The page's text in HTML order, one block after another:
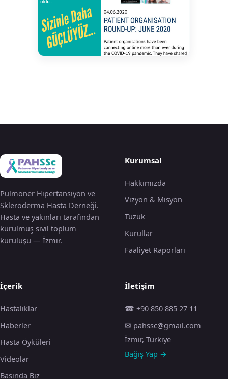
Pulmoner Hipertansiyon ve
Skleroderma Hasta Derneği.
Hasta ve yakınları tarafından
kurulmuş sivil toplum
kuruluşu — İzmir.
Kurumsal
Hakkımızda
Vizyon & Misyon
Tüzük
Kurullar
Faaliyet Raporları
İçerik
Hastalıklar
Haberler
Hasta Öyküleri
Videolar
Basında Biz
İletişim
☎ +90 850 885 27 11
✉ pahssc@gmail.com
İzmir, Türkiye
Bağış Yap →